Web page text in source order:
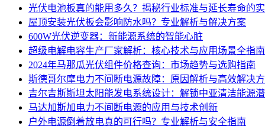
光伏电池板真的能用多久？揭秘行业标准与延长寿命的
屋顶安装光伏板会影响防水吗？专业解析与解决方案
600W光伏逆变器：新能源系统的智能心脏
超级电解电容生产厂家解析：核心技术与应用场景全指南
2024年马那瓜光伏组件价格查询：市场趋势与选购指南
斯德哥尔摩电力不间断电源故障：原因解析与高效解决
吉尔吉斯斯坦太阳能发电系统设计：解锁中亚清洁能源
马达加斯加电力不间断电源的应用与技术创新
户外电源倒着放电真的可行吗？专业解析与安全指南